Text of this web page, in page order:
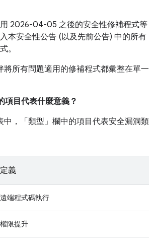
2026-04-05 之後的安全性修補程式等
本安全性公告 (以及先前公告) 中的所有
。
將所有問題適用的修補程式都彙整在單一
項目代表什麼意義？
，「類型」 欄中的項目代表安全漏洞類
定義
遠端程式碼執行
權限提升